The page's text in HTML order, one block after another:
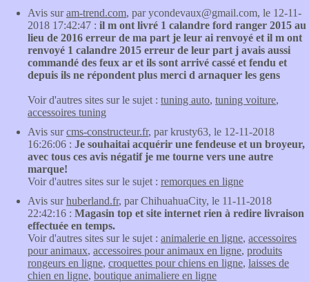
Avis suram-trend.com, par ycondevaux@gmail.com, le 12-11-
2018 17:42:47 : il m ont livré 1 calandre ford ranger 2015 au
lieu de 2016 erreur de ma part je leur ai renvoyé et il m ont
renvoyé 1 calandre 2015 erreur de leur part j avais aussi
commandé des feux ar et ils sont arrivé cassé et fendu et
depuis ils ne répondent plus merci d arnaquer les gens
Voir d'autres sites sur le sujet : tuning auto, tuning voiture,
accessoires tuning
Avis surcms-constructeur.fr, par krusty63, le 12-11-2018
16:26:06 : Je souhaitai acquérir une fendeuse et un broyeur,
avec tous ces avis négatif je me tourne vers une autre
marque!
Voir d'autres sites sur le sujet : remorques en ligne
Avis surhuberland.fr, par ChihuahuaCity, le 11-11-2018
22:42:16 : Magasin top et site internet rien à redire livraison
effectuée en temps.
Voir d'autres sites sur le sujet : animalerie en ligne, accessoires
pour animaux, accessoires pour animaux en ligne, produits
rongeurs en ligne, croquettes pour chiens en ligne, laisses de
chien en ligne, boutique animaliere en ligne